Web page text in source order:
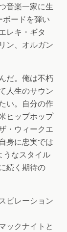
音楽一家に生
ボードを弾い
レキ・ギタ
ン、オルガン
だ。俺は不朽
人生のサウン
い。自分の作
ヒップホップ
・ウィークエ
身に忠実では
うなスタイル
続く期待の
ピレーション
ックナイトと